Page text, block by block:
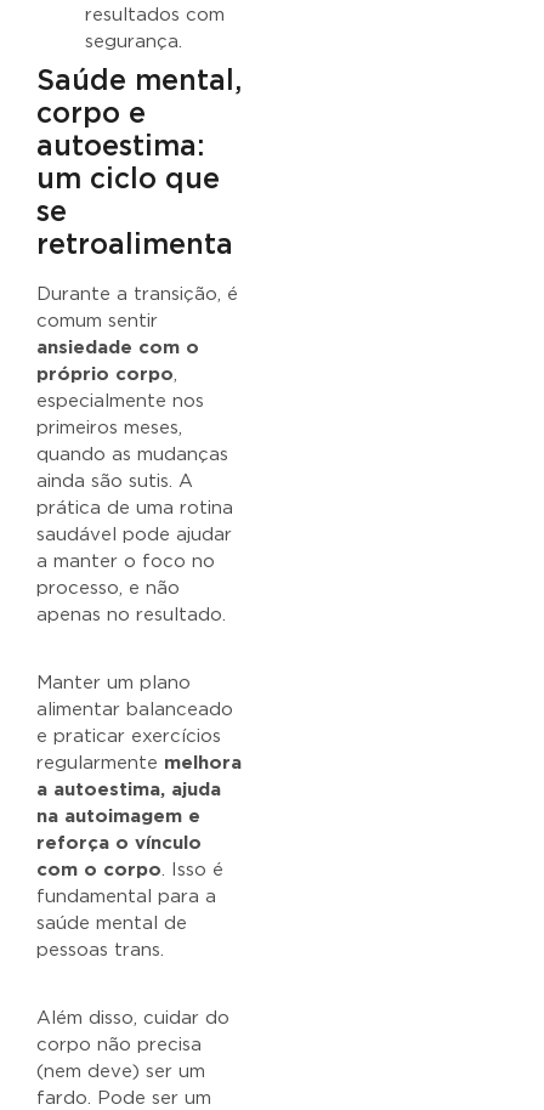
resultados com
segurança.
Saúde mental,
corpo e
autoestima:
um ciclo que
se
retroalimenta
Durante a transição, é
comum sentir
ansiedade com o
próprio corpo,
especialmente nos
primeiros meses,
quando as mudanças
ainda são sutis. A
prática de uma rotina
saudável pode ajudar
a manter o foco no
processo, e não
apenas no resultado.
Manter um plano
alimentar balanceado
e praticar exercícios
regularmente melhora
a autoestima, ajuda
na autoimagem e
reforça o vínculo
com o corpo. Isso é
fundamental para a
saúde mental de
pessoas trans.
Além disso, cuidar do
corpo não precisa
(nem deve) ser um
fardo. Pode ser um